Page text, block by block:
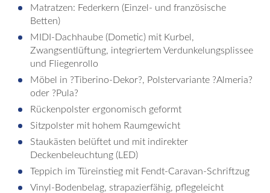
Matratzen: Federkern (Einzel- und französische
Betten)
MIDI-Dachhaube (Dometic) mit Kurbel,
Zwangsentlüftung, integriertem Verdunkelungsplissee
und Fliegenrollo
Möbel in ?Tiberino-Dekor?, Polstervariante ?Almeria?
oder ?Pula?
Rückenpolster ergonomisch geformt
Sitzpolster mit hohem Raumgewicht
Staukästen belüftet und mit indirekter
Deckenbeleuchtung (LED)
Teppich im Türeinstieg mit Fendt-Caravan-Schriftzug
Vinyl-Bodenbelag, strapazierfähig, pflegeleicht